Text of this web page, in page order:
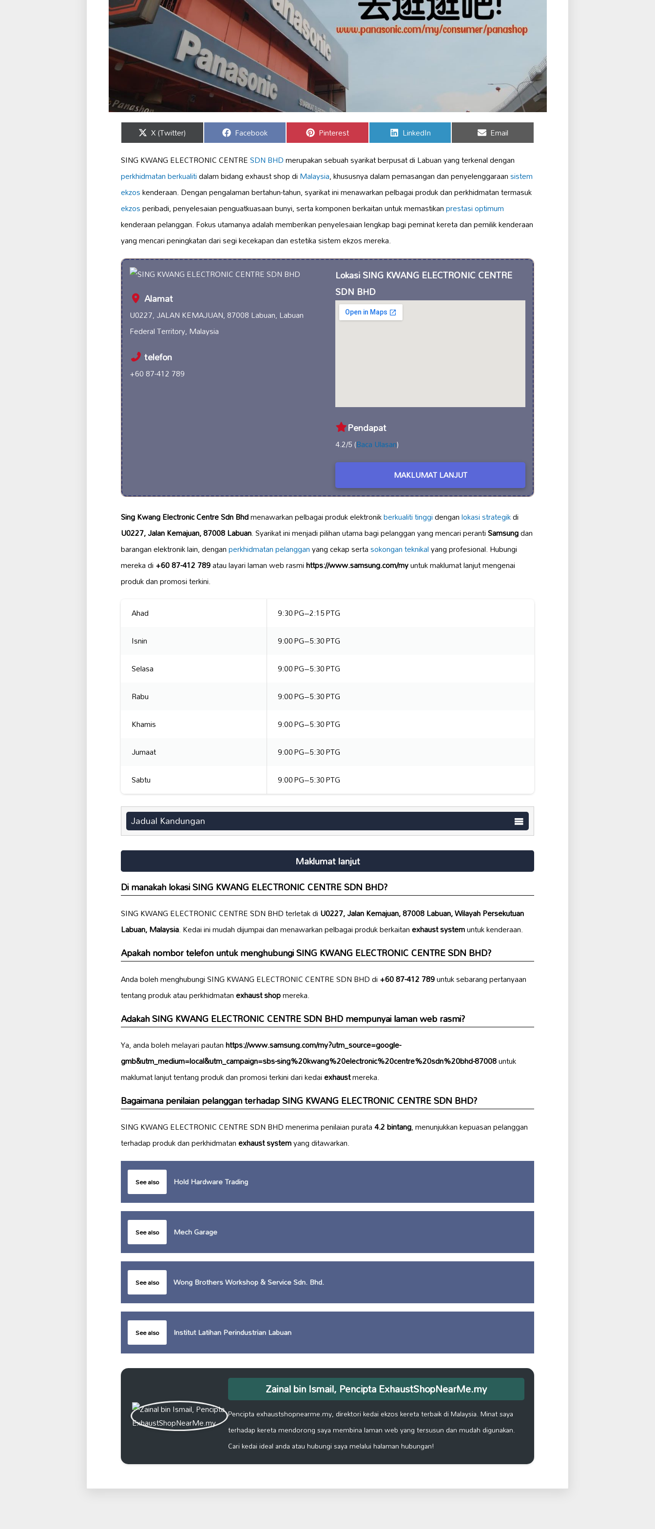
Share
on
X (Twitter) Share
on
Facebook Share
on
Pinterest Share
on
LinkedIn Share
on
Email
SING KWANG ELECTRONIC CENTRESDN BHDmerupakan sebuah syarikat berpusat di Labuan yang terkenal dengan
perkhidmatan berkualitidalam bidang exhaust shop diMalaysia, khususnya dalam pemasangan dan penyelenggaraansistem
ekzoskenderaan. Dengan pengalaman bertahun-tahun, syarikat ini menawarkan pelbagai produk dan perkhidmatan termasuk
ekzosperibadi, penyelesaian penguatkuasaan bunyi, serta komponen berkaitan untuk memastikanprestasi optimum
kenderaan pelanggan. Fokus utamanya adalah memberikan penyelesaian lengkap bagi peminat kereta dan pemilik kenderaan
yang mencari peningkatan dari segi kecekapan dan estetika sistem ekzos mereka.
Alamat
U0227, JALAN KEMAJUAN, 87008 Labuan, Labuan
Federal Territory, Malaysia
telefon
+60 87-412 789
Lokasi SING KWANG ELECTRONIC CENTRE
SDN BHD
Pendapat
4.2/5 (Baca Ulasan)
MAKLUMAT LANJUT
Sing Kwang Electronic Centre Sdn Bhdmenawarkan pelbagai produk elektronikberkualiti tinggidenganlokasi strategikdi
U0227, Jalan Kemajuan, 87008 Labuan. Syarikat ini menjadi pilihan utama bagi pelanggan yang mencari perantiSamsungdan
barangan elektronik lain, denganperkhidmatan pelangganyang cekap sertasokongan teknikalyang profesional. Hubungi
mereka di+60 87-412 789atau layari laman web rasmihttps://www.samsung.com/myuntuk maklumat lanjut mengenai
produk dan promosi terkini.
Ahad
9:30 PG–2:15 PTG
Isnin
9:00 PG–5:30 PTG
Selasa
9:00 PG–5:30 PTG
Rabu
9:00 PG–5:30 PTG
Khamis
9:00 PG–5:30 PTG
Jumaat
9:00 PG–5:30 PTG
Sabtu
9:00 PG–5:30 PTG
Jadual Kandungan
Maklumat lanjut
Di manakah lokasi SING KWANG ELECTRONIC CENTRE SDN BHD?
SING KWANG ELECTRONIC CENTRE SDN BHD terletak diU0227, Jalan Kemajuan, 87008 Labuan, Wilayah Persekutuan
Labuan, Malaysia. Kedai ini mudah dijumpai dan menawarkan pelbagai produk berkaitanexhaust systemuntuk kenderaan.
Apakah nombor telefon untuk menghubungi SING KWANG ELECTRONIC CENTRE SDN BHD?
Anda boleh menghubungi SING KWANG ELECTRONIC CENTRE SDN BHD di+60 87-412 789untuk sebarang pertanyaan
tentang produk atau perkhidmatanexhaust shopmereka.
Adakah SING KWANG ELECTRONIC CENTRE SDN BHD mempunyai laman web rasmi?
Ya, anda boleh melayari pautanhttps://www.samsung.com/my?utm_source=google-
gmb&utm_medium=local&utm_campaign=sbs-sing%20kwang%20electronic%20centre%20sdn%20bhd-87008untuk
maklumat lanjut tentang produk dan promosi terkini dari kedaiexhaustmereka.
Bagaimana penilaian pelanggan terhadap SING KWANG ELECTRONIC CENTRE SDN BHD?
SING KWANG ELECTRONIC CENTRE SDN BHD menerima penilaian purata4.2 bintang, menunjukkan kepuasan pelanggan
terhadap produk dan perkhidmatanexhaust systemyang ditawarkan.
See also Hold Hardware Trading
See also Mech Garage
See also Wong Brothers Workshop & Service Sdn. Bhd.
See also Institut Latihan Perindustrian Labuan
Zainal bin Ismail, Pencipta ExhaustShopNearMe.my
Pencipta exhaustshopnearme.my, direktori kedai ekzos kereta terbaik di Malaysia. Minat saya
terhadap kereta mendorong saya membina laman web yang tersusun dan mudah digunakan.
Cari kedai ideal anda atau hubungi saya melalui halaman hubungan!